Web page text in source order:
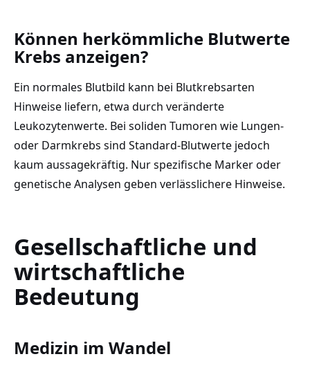
Können herkömmliche Blutwerte
Krebs anzeigen?
Ein normales Blutbild kann bei Blutkrebsarten
Hinweise liefern, etwa durch veränderte
Leukozytenwerte. Bei soliden Tumoren wie Lungen-
oder Darmkrebs sind Standard-Blutwerte jedoch
kaum aussagekräftig. Nur spezifische Marker oder
genetische Analysen geben verlässlichere Hinweise.
Gesellschaftliche und
wirtschaftliche
Bedeutung
Medizin im Wandel